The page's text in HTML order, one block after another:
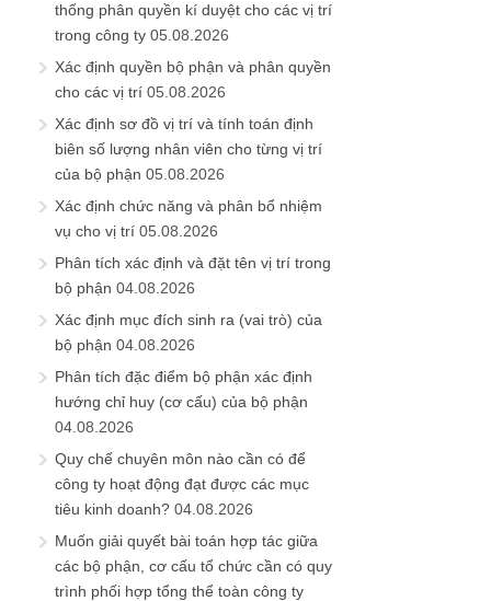
thống phân quyền kí duyệt cho các vị trí
trong công ty 05.08.2026
Xác định quyền bộ phận và phân quyền
cho các vị trí 05.08.2026
Xác định sơ đồ vị trí và tính toán định
biên số lượng nhân viên cho từng vị trí
của bộ phận 05.08.2026
Xác định chức năng và phân bổ nhiệm
vụ cho vị trí 05.08.2026
Phân tích xác định và đặt tên vị trí trong
bộ phận 04.08.2026
Xác định mục đích sinh ra (vai trò) của
bộ phận 04.08.2026
Phân tích đặc điểm bộ phận xác định
hướng chỉ huy (cơ cấu) của bộ phận
04.08.2026
Quy chế chuyên môn nào cần có để
công ty hoạt động đạt được các mục
tiêu kinh doanh? 04.08.2026
Muốn giải quyết bài toán hợp tác giữa
các bộ phận, cơ cấu tổ chức cần có quy
trình phối hợp tổng thể toàn công ty